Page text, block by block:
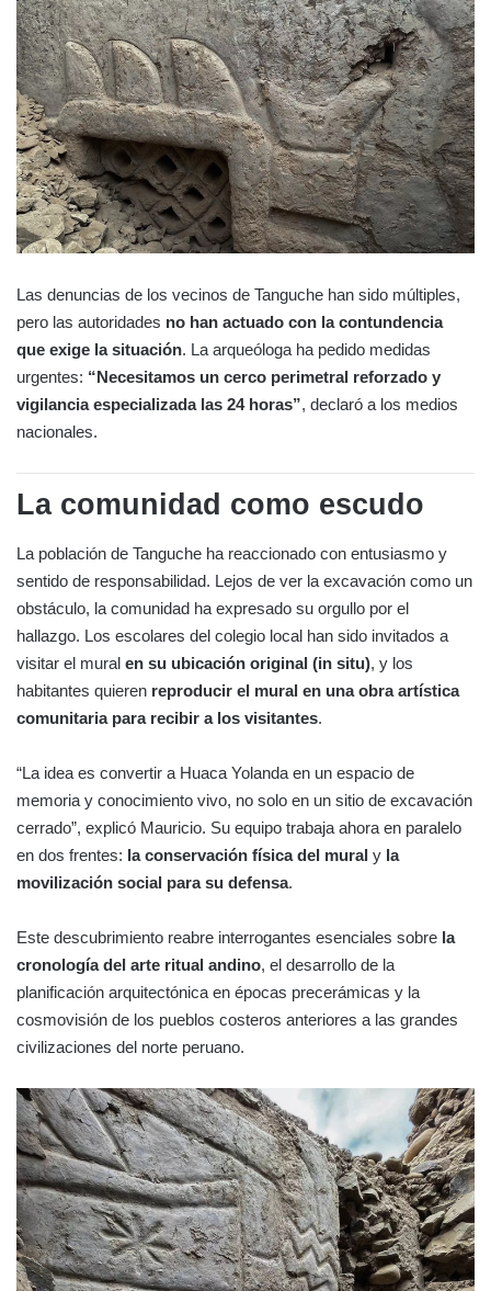
Las denuncias de los vecinos de Tanguche han sido múltiples,
pero las autoridades no han actuado con la contundencia
que exige la situación. La arqueóloga ha pedido medidas
urgentes: “Necesitamos un cerco perimetral reforzado y
vigilancia especializada las 24 horas”, declaró a los medios
nacionales.
La comunidad como escudo
La población de Tanguche ha reaccionado con entusiasmo y
sentido de responsabilidad. Lejos de ver la excavación como un
obstáculo, la comunidad ha expresado su orgullo por el
hallazgo. Los escolares del colegio local han sido invitados a
visitar el mural en su ubicación original (in situ), y los
habitantes quieren reproducir el mural en una obra artística
comunitaria para recibir a los visitantes.
“La idea es convertir a Huaca Yolanda en un espacio de
memoria y conocimiento vivo, no solo en un sitio de excavación
cerrado”, explicó Mauricio. Su equipo trabaja ahora en paralelo
en dos frentes: la conservación física del mural y la
movilización social para su defensa.
Este descubrimiento reabre interrogantes esenciales sobre la
cronología del arte ritual andino, el desarrollo de la
planificación arquitectónica en épocas precerámicas y la
cosmovisión de los pueblos costeros anteriores a las grandes
civilizaciones del norte peruano.